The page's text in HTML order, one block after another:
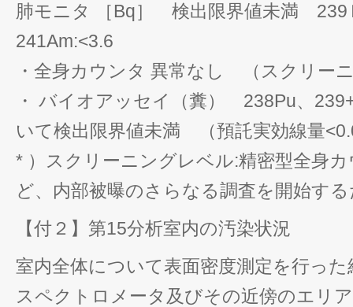
肺モニタ ［Bq］ 検出限界値未満 239
241Am:<3.6
・全身カウンタ 異常なし （スクリー
・ バイオアッセイ（糞） 238Pu、
いて検出限界値未満 （預託実効線量
* ）スクリーニングレベル:精密型全身
ど、内部被曝のさらなる調査を開始す
【付２】第15分析室内の汚染状況
室内全体について表面密度測定を行っ
スペクトロメータ及びその近傍のエリ